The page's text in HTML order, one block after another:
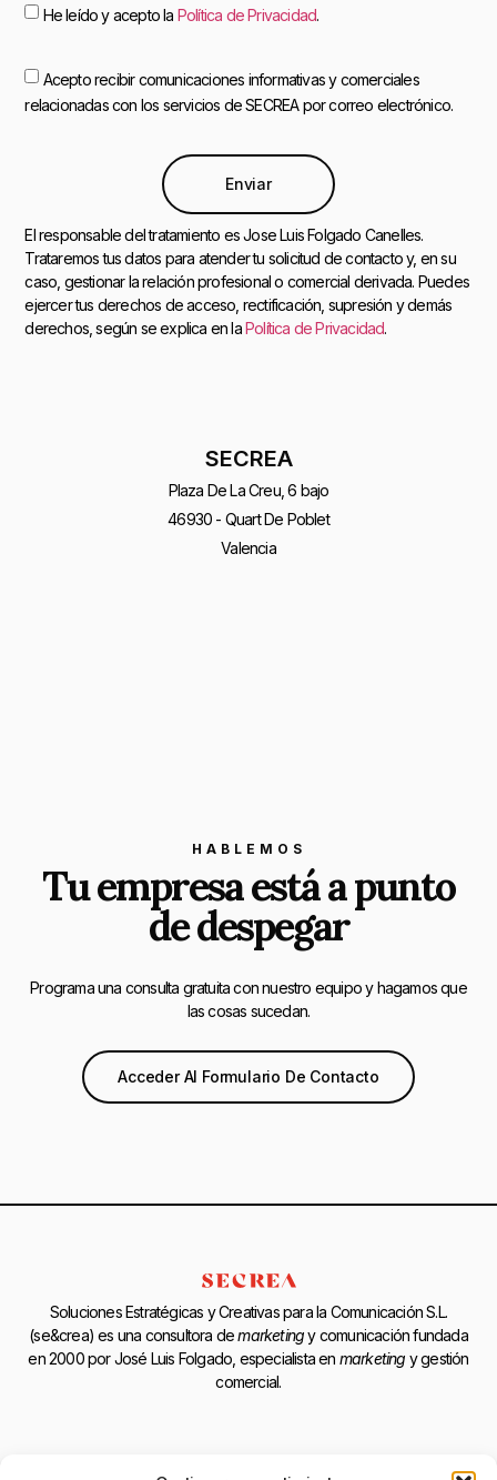
SECREA
Plaza De La Creu, 6 bajo
46930 - Quart De Poblet
Valencia
He leído y acepto la Política de Privacidad.
Acepto recibir comunicaciones informativas y comerciales
relacionadas con los servicios de SECREA por correo electrónico.
Enviar
El responsable del tratamiento es Jose Luis Folgado Canelles.
Trataremos tus datos para atender tu solicitud de contacto y, en su
caso, gestionar la relación profesional o comercial derivada. Puedes
ejercer tus derechos de acceso, rectificación, supresión y demás
derechos, según se explica en laPolítica de Privacidad.
HABLEMOS
Tu empresa está a punto
de despegar
Programa una consulta gratuita con nuestro equipo y hagamos que
las cosas sucedan.
Acceder Al Formulario De Contacto
Soluciones Estratégicas y Creativas para la Comunicación S.L.
(se&crea) es una consultora demarketingy comunicación fundada
en 2000 por José Luis Folgado, especialista en marketing y gestión
comercial.